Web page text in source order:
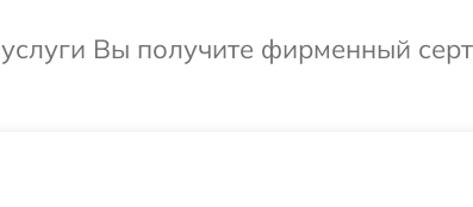
Вы получите фирменный